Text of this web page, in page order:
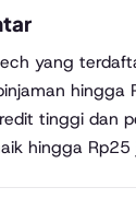
yang
hingga
tinggi dan
hingga Rp25